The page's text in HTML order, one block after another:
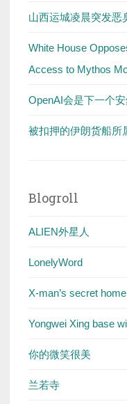
山西运城凌晨突发恶
White House
Access to Mythos
OpenAI会是下一个安
被扣押的伊朗货船所
Blogroll
ALIEN外星人
LonelyWord
X-man’s secret home
Yongwei Xing base
你的微笑很美
兰若寺